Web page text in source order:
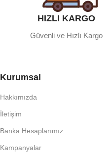
HIZLI KARGO
Güvenli ve Hızlı Kargo
Kurumsal
Hakkımızda
İletişim
Banka Hesaplarımız
Kampanyalar